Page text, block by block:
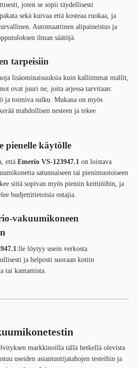
joten se sopii täydellisesti
sekä kuivaa että kosteaa ruokaa, ja
Automaattinen alipaineistus ja
ilman säätöjä.
tarpeisiin
lisäominaisuuksia kuin kalliimmat mallit,
ovat juuri ne, joita arjessa tarvitaan:
ja toimiva sulku. Mukana on myös
mahdollisen nesteen ja tekee
pienelle käytölle
että Emerio VS-123947.1 on loistava
satunnaiseen tai pienimuotoiseen
siitä sopivan myös pieniin keittiöihin, ja
budjettitietoisia ostajia.
vakuumikoneen
:lle löytyy usein verkosta.
ja helposti suoraan kotiin
tai kantamista.
markkinoilla tällä hetkellä olevista
useiden asiantuntijatahojen testeihin ja